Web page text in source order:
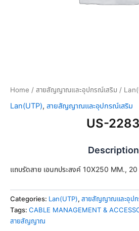
Home / สายสัญญาณและอุปกรณ์เสริม /
Lan(UTP), สายสัญญาณและอุปกรณ์เสริม
US-2283
Description
แถบรัดสาย เอนกประสงค์ 10X250 MM.,
Categories: Lan(UTP), สายสัญญาณและอุปก
Tags: CABLE MANAGEMENT &
สายสัญญาณ